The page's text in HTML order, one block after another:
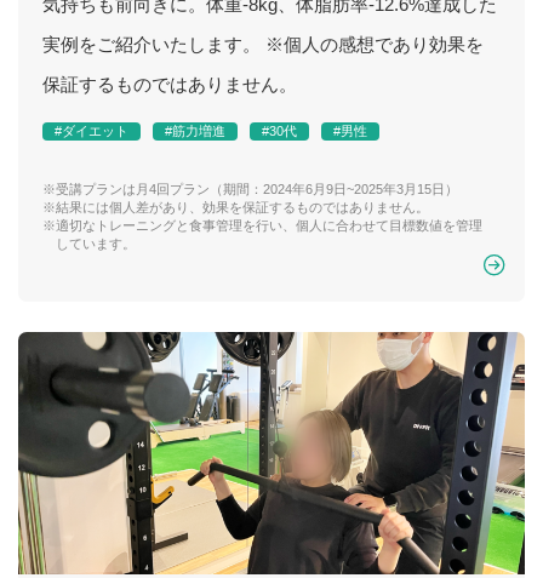
気持ちも前向きに。体重-8kg、体脂肪率-12.6%達成した
実例をご紹介いたします。 ※個人の感想であり効果を
保証するものではありません。
#ダイエット #筋力増進 #30代 #男性
※受講プランは月4回プラン（期間：2024年6月9日~2025年3月15日）
※結果には個人差があり、効果を保証するものではありません。
※適切なトレーニングと食事管理を行い、個人に合わせて目標数値を管理
しています。